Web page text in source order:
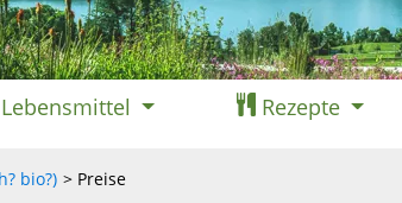
Lebensmittel Rezepte
bio?) Preise